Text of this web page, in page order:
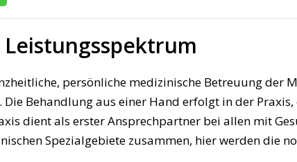
persönliche medizinische Betreuung
Behandlung aus einer Hand erfolgt in der
dient als erster Ansprechpartner bei allen mit
Spezialgebiete zusammen, hier werden die